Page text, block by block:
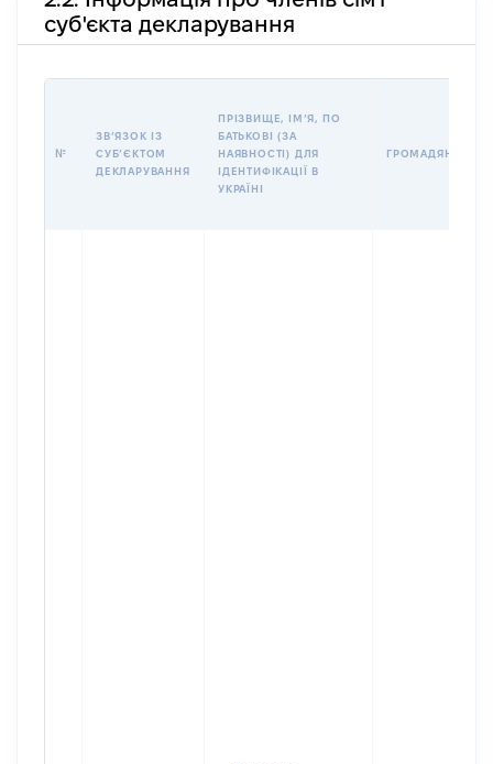
суб'єкта декларування
№
ЗВʼЯЗОК ІЗ
СУБʼЄКТОМ
ДЕКЛАРУВАННЯ
ПРІЗВИЩЕ, ІМʼЯ, ПО
БАТЬКОВІ (ЗА
НАЯВНОСТІ) ДЛЯ
ІДЕНТИФІКАЦІЇ В
УКРАЇНІ
ГРОМАДЯНСТВО